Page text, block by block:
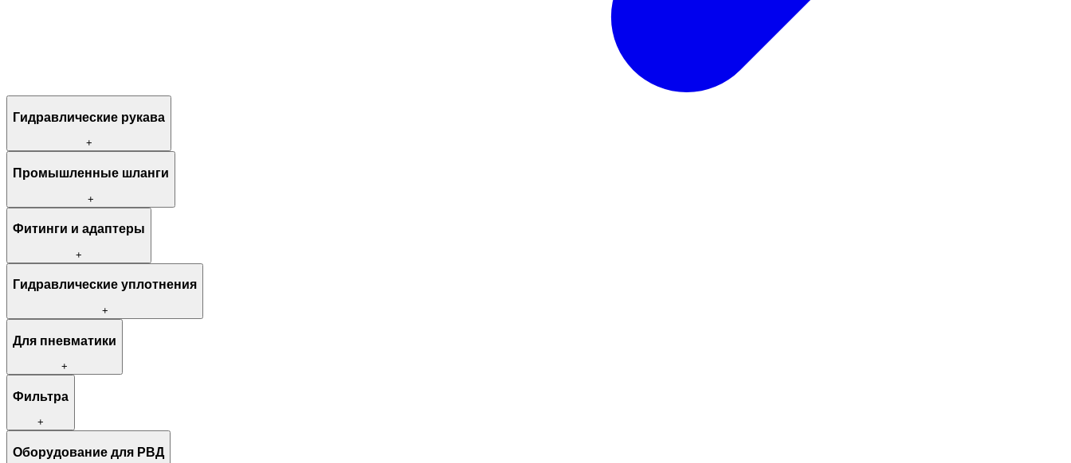
Гидравлические рукава
+
Промышленные шланги
+
Фитинги и адаптеры
+
Гидравлические уплотнения
+
Для пневматики
+
Фильтра
+
Оборудование для РВД